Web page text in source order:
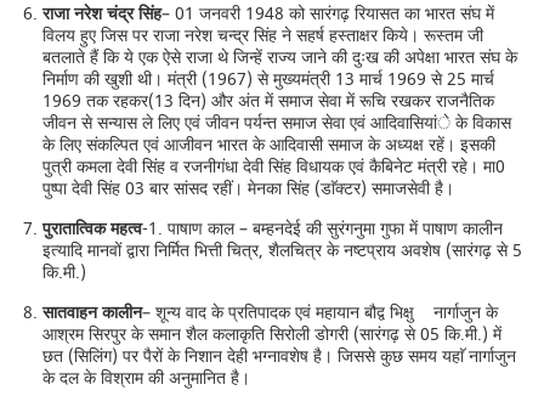
राजा नरेश चंद्र सिंह– 01 जनवरी 1948 को सारंगढ़ रियासत का भारत संघ में
विलय हुए जिस पर राजा नरेश चन्द्र सिंह ने सहर्ष हस्ताक्षर किये। रूस्तम जी
बतलाते हैं कि ये एक ऐसे राजा थे जिन्हें राज्य जाने की दुःख की अपेक्षा भारत संघ के
निर्माण की खुशी थी। मंत्री (1967) से मुख्यमंत्री 13 मार्च 1969 से 25 मार्च
1969 तक रहकर(13 दिन) और अंत में समाज सेवा में रूचि रखकर राजनैतिक
जीवन से सन्यास ले लिए एवं जीवन पर्यन्त समाज सेवा एवं आदिवासियांे के विकास
के लिए संकल्पित एवं आजीवन भारत के आदिवासी समाज के अध्यक्ष रहें। इसकी
पुत्री कमला देवी सिंह व रजनीगंधा देवी सिंह विधायक एवं कैबिनेट मंत्री रहे। मा0
पुष्पा देवी सिंह 03 बार सांसद रहीं। मेनका सिंह (डाॅक्टर) समाजसेवी है।
पुरातात्विक महत्व-1. पाषाण काल – बम्हनदेई की सुरंगनुमा गुफा में पाषाण कालीन
इत्यादि मानवों द्वारा निर्मित भित्ती चित्र, शैलचित्र के नष्टप्राय अवशेष (सारंगढ़ से 5
कि.मी.)
सातवाहन कालीन– शून्य वाद के प्रतिपादक एवं महायान बौद्व भिक्षु नार्गाजुन के
आश्रम सिरपुर के समान शैल कलाकृति सिरोली डोगरी (सारंगढ़ से 05 कि.मी.) में
छत (सिलिंग) पर पैरों के निशान देही भग्नावशेष है। जिससे कुछ समय यहाॅ नार्गाजुन
के दल के विश्राम की अनुमानित है।